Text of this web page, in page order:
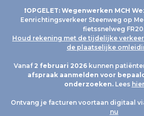
❗OPGELET: Wegenwerken MCH
Eenrichtingsverkeer Steenweg op
fietssnelweg
Houd rekening met de tijdelijke
de plaatselijke
Vanaf 2 februari 2026 kunnen
afspraak aanmelden voor
onderzoeken.Lees hier
Ontvang je facturen voortaan digitaal
nu